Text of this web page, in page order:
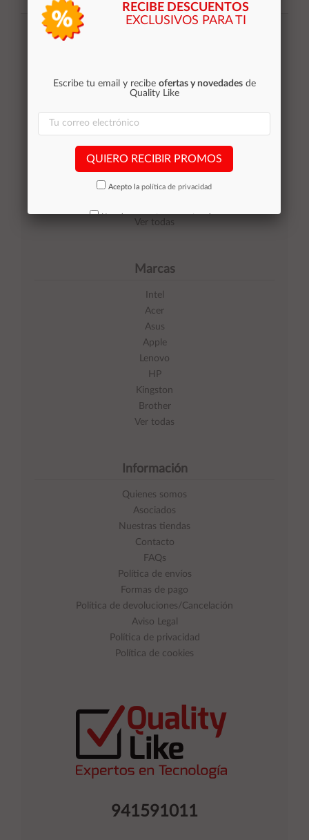
Suscribirse
941591011
Categorías
Smartphones de ocasión
Tablets
Impresoras
Ver todas
Marcas
Intel
Acer
Asus
Apple
Lenovo
HP
Kingston
Brother
Ver todas
Información
Quienes somos
Asociados
Nuestras tiendas
Contacto
FAQs
Política de envíos
Formas de pago
Política de devoluciones/Cancelación
Aviso Legal
Política de privacidad
Política de cookies
RECIBE DESCUENTOS
EXCLUSIVOS PARA TI
Escribe tu email y recibe ofertas y novedadesde
Quality Like
QUIERO RECIBIR PROMOS
Acepto la política de privacidad
No volver a mostrar mas este aviso